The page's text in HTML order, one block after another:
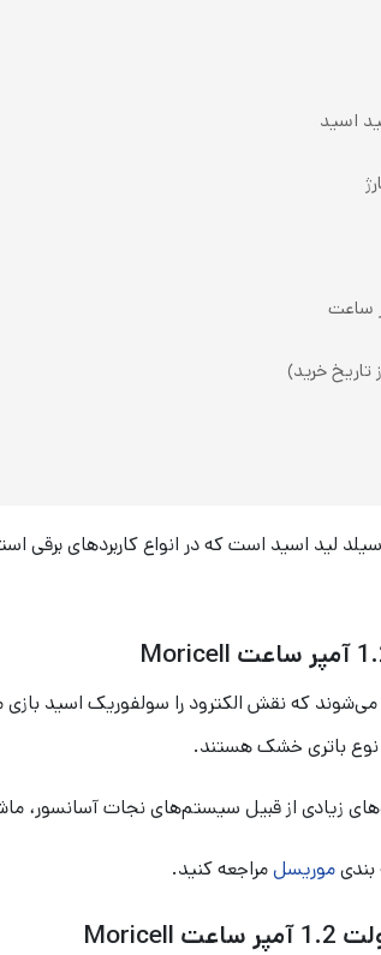
اسید
نوع باتری خشک هستند.
بندیموریسل مراجعه کنید.